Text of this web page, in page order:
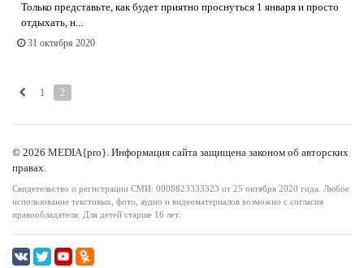
Только представьте, как будет приятно проснуться 1 января и просто
отдыхать, н...
31 октября 2020
1 2
© 2026 MEDIA{pro}. Информация сайта защищена законом об авторских
правах.
Свидетельство о регистрации СМИ: 0008823333323 от 25 октября 2020 года. Любое
использование текстовых, фото, аудио и видеоматериалов возможно с согласия
правообладателя. Для детей старше 16 лет.